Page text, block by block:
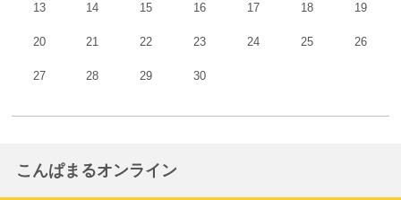
13 14 15 16 17 18 19
20 21 22 23 24 25 26
27 28 29 30
こんぱまるオンライン